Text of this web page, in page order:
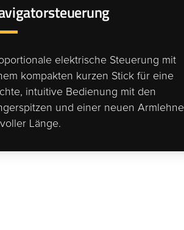
elektrische Steuerung mit
kompakten kurzen Stick für eine
intuitive Bedienung mit den
und einer neuen Armlehne
Länge.